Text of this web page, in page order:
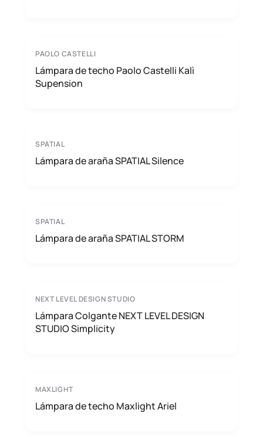
PAOLO CASTELLI
Lámpara de techo Paolo Castelli Kalì
Supension
SPATIAL
Lámpara de araña SPATIAL Silence
SPATIAL
Lámpara de araña SPATIAL STORM
NEXT LEVEL DESIGN STUDIO
Lámpara Colgante NEXT LEVEL DESIGN
STUDIO Simplicity
MAXLIGHT
Lámpara de techo Maxlight Ariel